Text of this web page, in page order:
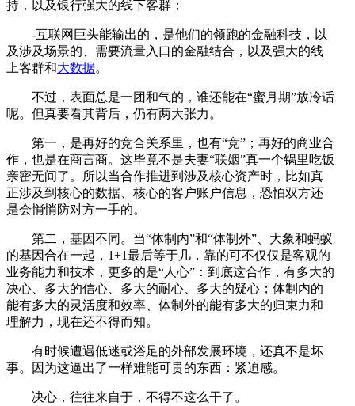
持，以及银行强大的线下客群；
-互联网巨头能输出的，是他们的领跑的金融科技，以
及涉及场景的、需要流量入口的金融结合，以及强大的线
上客群和大数据。
不过，表面总是一团和气的，谁还能在“蜜月期”放冷话
呢。但真要看其背后，仍有两大张力。
第一，是再好的竞合关系里，也有“竞”；再好的商业合
作，也是在商言商。这毕竟不是夫妻“联姻”真一个锅里吃饭
亲密无间了。所以当合作推进到涉及核心资产时，比如真
正涉及到核心的数据、核心的客户账户信息，恐怕双方还
是会悄悄防对方一手的。
第二，基因不同。当“体制内”和“体制外”、大象和蚂蚁
的基因合在一起，1+1最后等于几，靠的可不仅仅是客观的
业务能力和技术，更多的是“人心”：到底这合作，有多大的
决心、多大的信心、多大的耐心、多大的疑心；体制内的
能有多大的灵活度和效率、体制外的能有多大的归束力和
理解力，现在还不得而知。
有时候遭遇低迷或浴足的外部发展环境，还真不是坏
事。因为这逼出了一样难能可贵的东西：紧迫感。
决心，往往来自于，不得不这么干了。